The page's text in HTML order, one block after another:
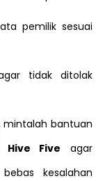
pemilik sesuai
tidak ditolak
mintalah bantuan
Hive Five agar
kesalahan